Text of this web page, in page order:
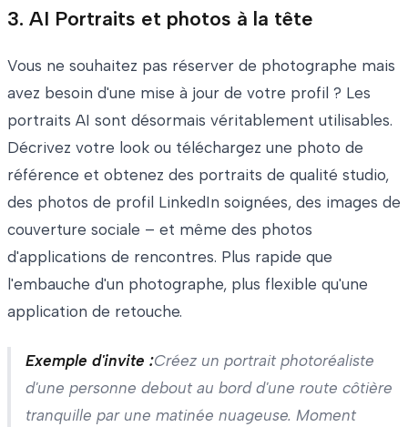
3. AI Portraits et photos à la tête
Vous ne souhaitez pas réserver de photographe mais
avez besoin d'une mise à jour de votre profil ? Les
portraits AI sont désormais véritablement utilisables.
Décrivez votre look ou téléchargez une photo de
référence et obtenez des portraits de qualité studio,
des photos de profil LinkedIn soignées, des images de
couverture sociale – et même des photos
d'applications de rencontres. Plus rapide que
l'embauche d'un photographe, plus flexible qu'une
application de retouche.
Exemple d'invite :Créez un portrait photoréaliste
d'une personne debout au bord d'une route côtière
tranquille par une matinée nuageuse. Moment